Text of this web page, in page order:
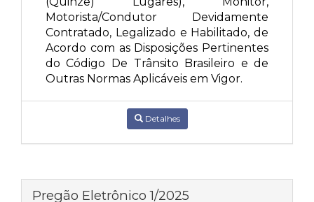
Motorista/Condutor Devidamente
Contratado, Legalizado e Habilitado, de
Acordo com as Disposições Pertinentes
do Código De Trânsito Brasileiro e de
Outras Normas Aplicáveis em Vigor.
Detalhes
Pregão Eletrônico 1/2025